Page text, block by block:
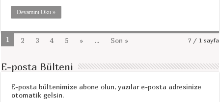
Devamını Oku »
7 / 1 sayfa
1 2 3 4 5 » ... Son »
E-posta Bülteni
E-posta bültenimize abone olun, yazılar e-posta adresinize
otomatik gelsin.